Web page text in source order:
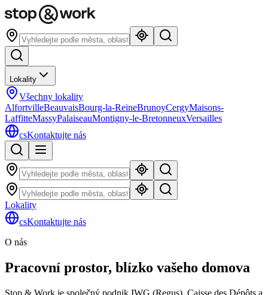
Lokality
Všechny lokality
AlfortvilleBeauvaisBourg-la-ReineBrunoyCergyMaisons-
LaffitteMassyPalaiseauMontigny-le-BretonneuxVersailles
csKontaktujte nás
Lokality
csKontaktujte nás
O nás
Pracovní prostor, blízko vašeho domova
Stop & Work je společný podnik IWG (Regus), Caisse des Dépôts a